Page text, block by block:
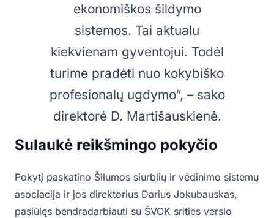
ekonomiškos šildymo
sistemos. Tai aktualu
kiekvienam gyventojui. Todėl
turime pradėti nuo kokybiško
profesionalų ugdymo“, – sako
direktorė D. Martišauskienė.
Sulaukė reikšmingo pokyčio
Pokytį paskatino Šilumos siurblių ir vėdinimo sistemų
asociacija ir jos direktorius Darius Jokubauskas,
pasiūlęs bendradarbiauti su ŠVOK srities verslo